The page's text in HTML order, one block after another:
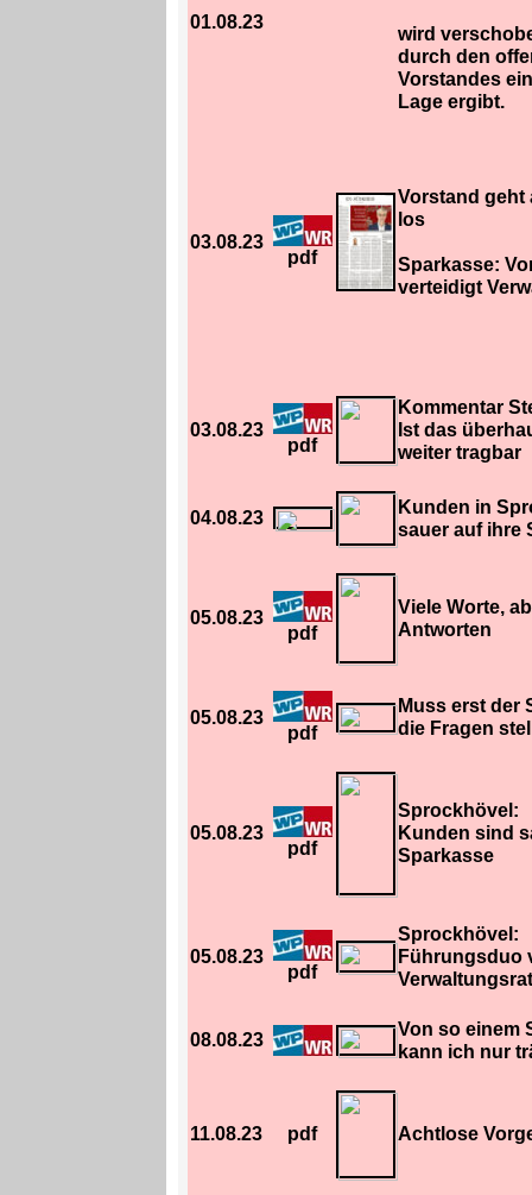
01.08.23
wird
durch den
Vorstandes
Lage ergibt.
03.08.23
pdf
Vorstand geht
los
Sparkasse:
verteidigt
03.08.23
pdf
Kommentar
Ist das
weiter tragbar
04.08.23
Kunden in
sauer auf ihre
05.08.23
pdf
Viele Worte,
Antworten
05.08.23
pdf
Muss erst der
die Fragen
05.08.23
pdf
Sprockhövel:
Kunden sind
Sparkasse
05.08.23
pdf
Sprockhövel:
Führungsduo
Verwaltungsrat
08.08.23
Von so einem
kann ich nur
11.08.23 pdf Achtlose